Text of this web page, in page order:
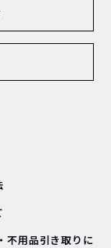
不用品引き取りに